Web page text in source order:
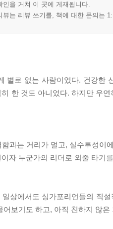
인을 거쳐 이 곳에 게재됩니다.
뷰는 리뷰 쓰기를, 책에 대한 문의는
별로 없는 사람이었다. 건강한
한 것도 아니었다. 하지만 우
과는 거리가 멀고, 실수투성이
자 누군가의 리더로 외줄 타기
일상에서도 싱가포리언들의 직
어보기도 하고, 아직 친하지 않